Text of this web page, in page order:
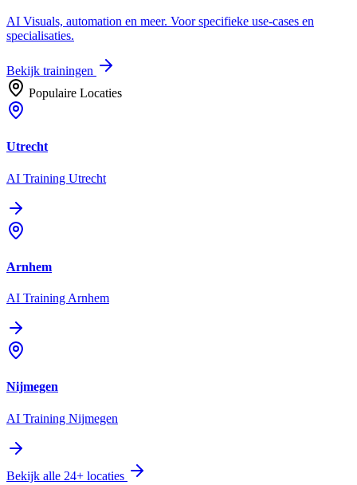
AI Visuals, automation en meer. Voor specifieke use-cases en
specialisaties.
Bekijk trainingen
Populaire Locaties
Utrecht
AI Training Utrecht
Arnhem
AI Training Arnhem
Nijmegen
AI Training Nijmegen
Bekijk alle 24+ locaties